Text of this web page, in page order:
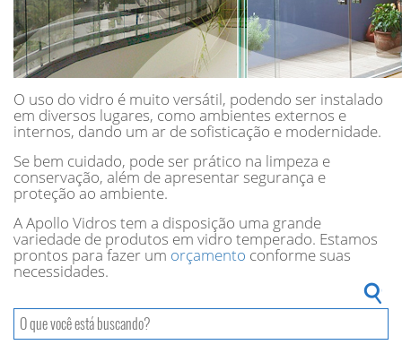
O uso do vidro é muito versátil, podendo ser instalado
em diversos lugares, como ambientes externos e
internos, dando um ar de sofisticação e modernidade.
Se bem cuidado, pode ser prático na limpeza e
conservação, além de apresentar segurança e
proteção ao ambiente.
A Apollo Vidros tem a disposição uma grande
variedade de produtos em vidro temperado. Estamos
prontos para fazer um orçamento conforme suas
necessidades.